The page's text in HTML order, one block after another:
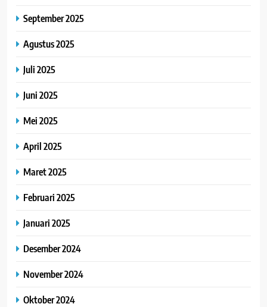
September 2025
Agustus 2025
Juli 2025
Juni 2025
Mei 2025
April 2025
Maret 2025
Februari 2025
Januari 2025
Desember 2024
November 2024
Oktober 2024